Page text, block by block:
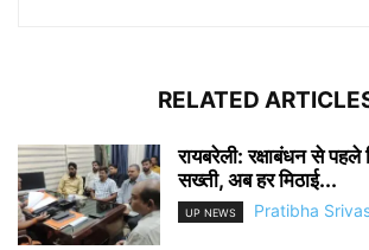
RELATED
रायबरेली: रक्षाबंधन से पहले
सख्ती, अब हर मिठाई...
UP NEWS Pratibha